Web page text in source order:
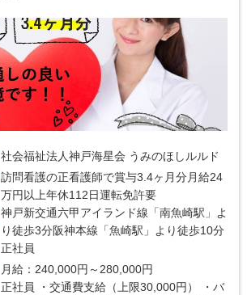
社会福祉法人神戸海星会 うみのほしルルド
訪問看護の正看護師で賞与3.4ヶ月分月給24
万円以上年休112日運転免許要
神戸新交通六甲アイランド線「南魚崎駅」よ
り徒歩3分阪神本線「魚崎駅」より徒歩10分
正社員
月給：240,000円～280,000円
正社員 ・交通費支給（上限30,000円） ・バ